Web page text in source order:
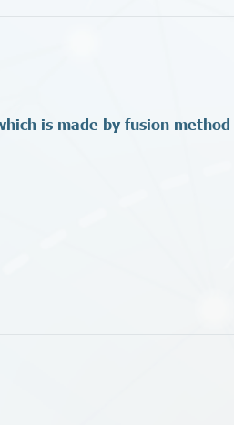
is made by fusion method